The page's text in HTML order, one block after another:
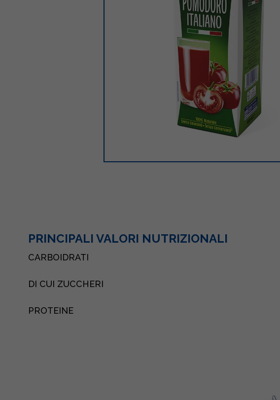
PRINCIPALI VALORI NUTRIZIONALI
CARBOIDRATI
DI CUI ZUCCHERI
PROTEINE